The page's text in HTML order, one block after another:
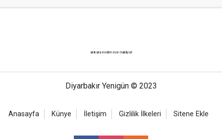
ankara evden eve nakliyat
Diyarbakır Yenigün © 2023
Anasayfa Künye İletişim Gizlilik İlkeleri Sitene Ekle